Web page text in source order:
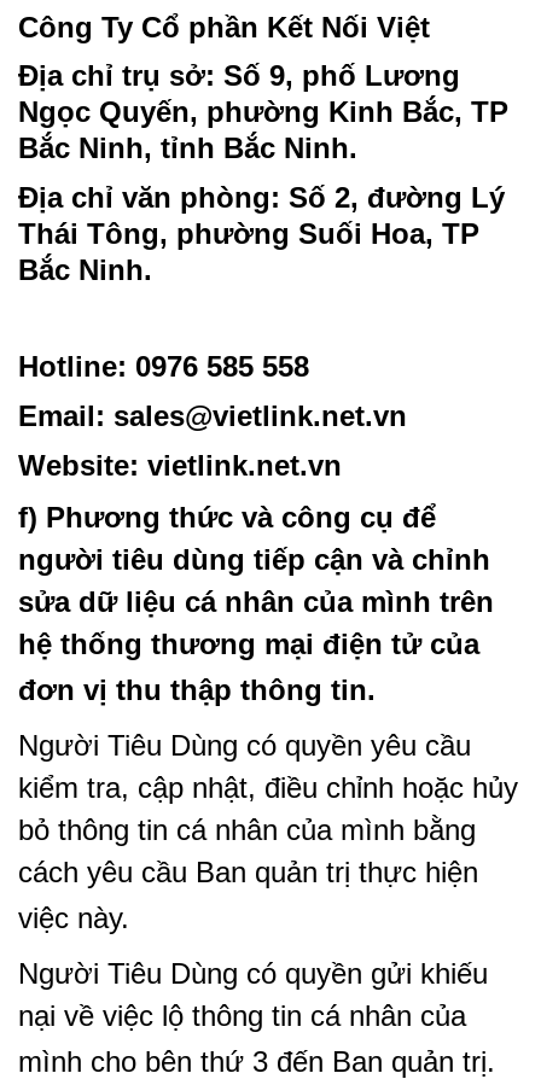
Công Ty Cổ phần Kết Nối Việt
Địa chỉ trụ sở: Số 9, phố Lương
Ngọc Quyến, phường Kinh Bắc, TP
Bắc Ninh, tỉnh Bắc Ninh.
Địa chỉ văn phòng: Số 2, đường Lý
Thái Tông, phường Suối Hoa, TP
Bắc Ninh.
Hotline: 0976 585 558
Email: sales@vietlink.net.vn
Website: vietlink.net.vn
f) Phương thức và công cụ để
người tiêu dùng tiếp cận và chỉnh
sửa dữ liệu cá nhân của mình trên
hệ thống thương mại điện tử của
đơn vị thu thập thông tin.
Người Tiêu Dùng có quyền yêu cầu
kiểm tra, cập nhật, điều chỉnh hoặc hủy
bỏ thông tin cá nhân của mình bằng
cách yêu cầu Ban quản trị thực hiện
việc này.
Người Tiêu Dùng có quyền gửi khiếu
nại về việc lộ thông tin cá nhân của
mình cho bên thứ 3 đến Ban quản trị.